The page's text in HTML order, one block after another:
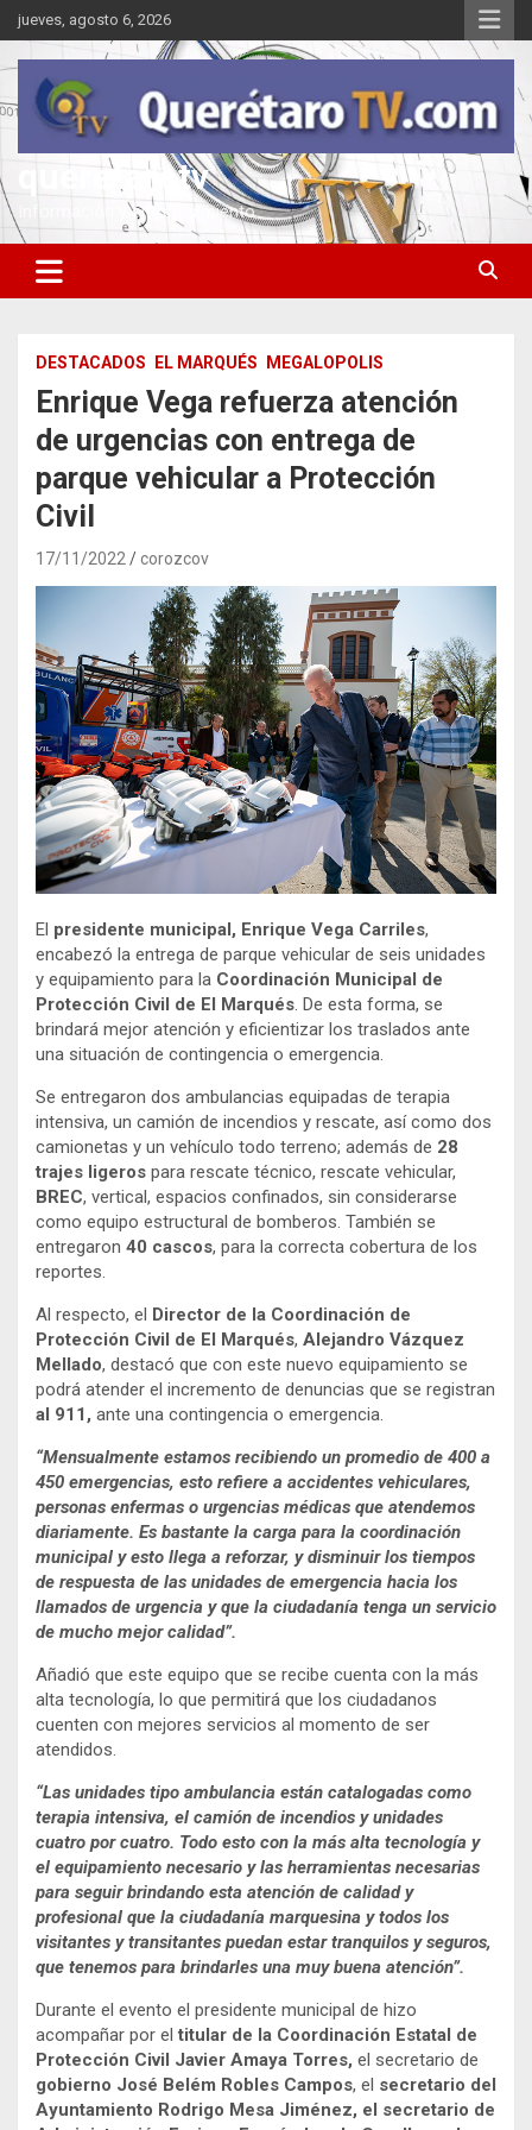
Saltar
al
contenido
jueves, agosto 6, 2026
queretarotv
Información y entretenimiento
DESTACADOS EL MARQUÉS MEGALOPOLIS
Enrique Vega refuerza atención
de urgencias con entrega de
parque vehicular a Protección
Civil
17/11/2022 corozcov
El presidente municipal, Enrique Vega Carriles,
encabezó la entrega de parque vehicular de seis unidades
y equipamiento para la Coordinación Municipal de
Protección Civil de El Marqués . De esta forma, se
brindará mejor atención y eficientizar los traslados ante
una situación de contingencia o emergencia.
Se entregaron dos ambulancias equipadas de terapia
intensiva, un camión de incendios y rescate, así como dos
camionetas y un vehículo todo terreno; además de 28
trajes ligeros para rescate técnico, rescate vehicular,
BREC, vertical, espacios confinados, sin considerarse
como equipo estructural de bomberos. También se
entregaron 40 cascos, para la correcta cobertura de los
reportes.
Al respecto, el Director de la Coordinación de
Protección Civil de El Marqués, Alejandro Vázquez
Mellado, destacó que con este nuevo equipamiento se
podrá atender el incremento de denuncias que se registran
al 911, ante una contingencia o emergencia.
“Mensualmente estamos recibiendo un promedio de 400 a
450 emergencias, esto refiere a accidentes vehiculares,
personas enfermas o urgencias médicas que atendemos
diariamente. Es bastante la carga para la coordinación
municipal y esto llega a reforzar, y disminuir los tiempos
de respuesta de las unidades de emergencia hacia los
llamados de urgencia y que la ciudadanía tenga un servicio
de mucho mejor calidad”.
Añadió que este equipo que se recibe cuenta con la más
alta tecnología, lo que permitirá que los ciudadanos
cuenten con mejores servicios al momento de ser
atendidos.
“Las unidades tipo ambulancia están catalogadas como
terapia intensiva, el camión de incendios y unidades
cuatro por cuatro. Todo esto con la más alta tecnología y
el equipamiento necesario y las herramientas necesarias
para seguir brindando esta atención de calidad y
profesional que la ciudadanía marquesina y todos los
visitantes y transitantes puedan estar tranquilos y seguros,
que tenemos para brindarles una muy buena atención”.
Durante el evento el presidente municipal de hizo
acompañar por eltitular de la Coordinación Estatal de
Protección Civil Javier Amaya Torres, el secretario de
gobierno José Belém Robles Campos, el secretario del
Ayuntamiento Rodrigo Mesa Jiménez, el secretario de